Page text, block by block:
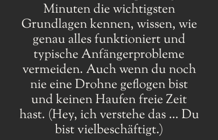
Minuten die wichtigsten
Grundlagen kennen, wissen, wie
genau alles funktioniert und
typische Anfängerprobleme
vermeiden. Auch wenn du noch
nie eine Drohne geflogen bist
und keinen Haufen freie Zeit
hast. (Hey, ich verstehe das … Du
bist vielbeschäftigt.)